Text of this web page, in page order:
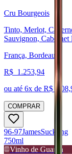
Cru Bourgeois
Tinto, Merlot,
Sauvignon, Cabernet
França, Bordeaux
R$ 1.253,94
ou até 6x de R$
COMPRAR
96-97JamesSuckling
750ml
Vinho de Guarda